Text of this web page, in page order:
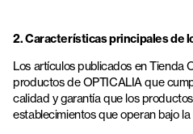
2. Características principales de
Los artículos publicados en Tienda
productos de OPTICALIA que
calidad y garantía que los
establecimientos que operan bajo